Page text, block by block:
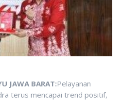
JAWA BARAT:Pelayanan
terus mencapai trend positif,